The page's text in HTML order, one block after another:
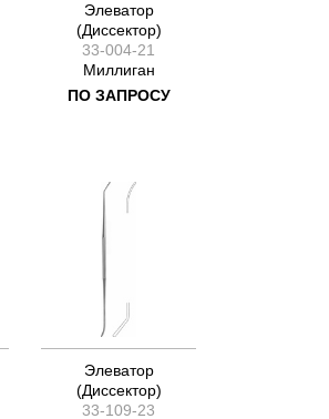
Элеватор
(Диссектор)
33-004-21
Миллиган
ПО ЗАПРОСУ
Элеватор
(Диссектор)
33-109-23